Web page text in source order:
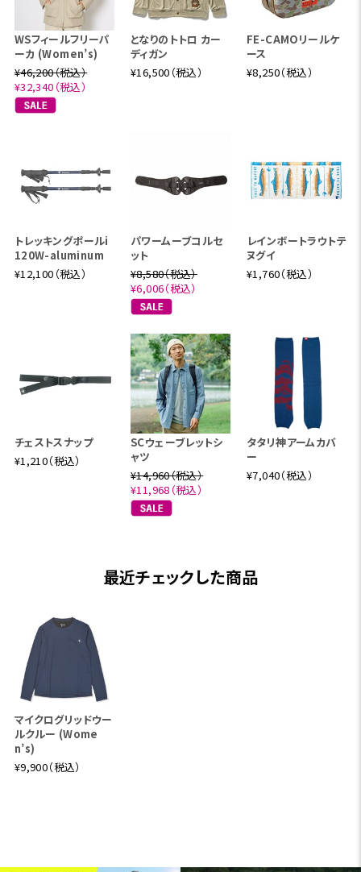
WSフィールフリーパ
ーカ (Women’s)
¥46,200（税込）
¥32,340（税込）
となりのトトロ カー
ディガン
¥16,500（税込）
FE-CAMOリールケ
ース
¥8,250（税込）
トレッキングポールi
120W-aluminum
¥12,100（税込）
パワームーブコルセ
ット
¥8,580（税込）
¥6,006（税込）
レインボートラウトテ
ヌグイ
¥1,760（税込）
チェストスナップ
¥1,210（税込）
SCウェーブレットシ
ャツ
¥14,960（税込）
¥11,968（税込）
タタリ神アームカバ
ー
¥7,040（税込）
最近チェックした商品
マイクログリッドウー
ルクルー (Wome
n’s)
¥9,900（税込）